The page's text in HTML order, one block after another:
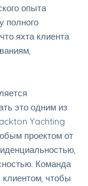
опыта
полного
яхта клиента
это одним из
Yachting
проектом от
Команда
чтобы